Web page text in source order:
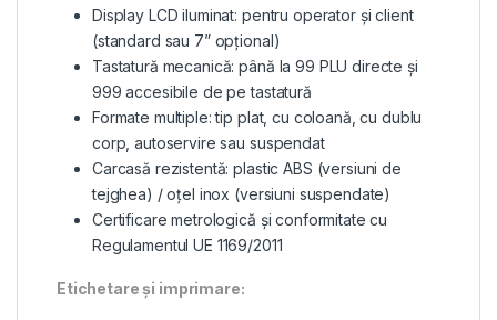
Display LCD iluminat: pentru operator și client
(standard sau 7” opțional)
Tastatură mecanică: până la 99 PLU directe și
999 accesibile de pe tastatură
Formate multiple: tip plat, cu coloană, cu dublu
corp, autoservire sau suspendat
Carcasă rezistentă: plastic ABS (versiuni de
tejghea) / oțel inox (versiuni suspendate)
Certificare metrologică și conformitate cu
Regulamentul UE 1169/2011
Etichetare și imprimare: